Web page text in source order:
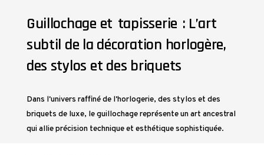
Guillochage et tapisserie : L’art
subtil de la décoration horlogère,
des stylos et des briquets
Dans l'univers raffiné de l'horlogerie, des stylos et des
briquets de luxe, le guillochage représente un art ancestral
qui allie précision technique et esthétique sophistiquée.